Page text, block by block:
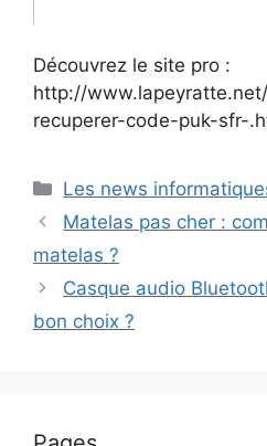
Découvrez le site pro :
http://
recuperer-code-puk-sfr-
Catégories
Les news
Matelas pas cher :
matelas ?
Casque audio
bon choix ?